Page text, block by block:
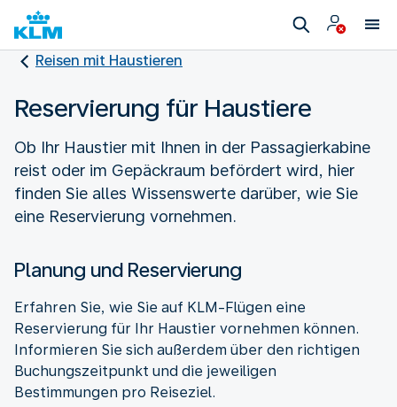
Reisen mit Haustieren
Reservierung für Haustiere
Ob Ihr Haustier mit Ihnen in der Passagierkabine
reist oder im Gepäckraum befördert wird, hier
finden Sie alles Wissenswerte darüber, wie Sie
eine Reservierung vornehmen.
Planung und Reservierung
Erfahren Sie, wie Sie auf KLM-Flügen eine
Reservierung für Ihr Haustier vornehmen können.
Informieren Sie sich außerdem über den richtigen
Buchungszeitpunkt und die jeweiligen
Bestimmungen pro Reiseziel.